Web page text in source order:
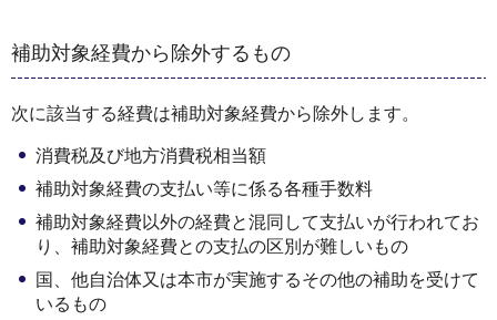
補助対象経費から除外するもの
次に該当する経費は補助対象経費から除外します。
消費税及び地⽅消費税相当額
補助対象経費の⽀払い等に係る各種⼿数料
補助対象経費以外の経費と混同して⽀払いが⾏われてお
り、補助対象経費との⽀払の区別が難しいもの
国、他⾃治体⼜は本市が実施するその他の補助を受けて
いるもの